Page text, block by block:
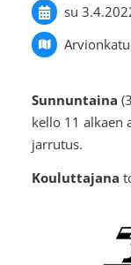
su
Sunnuntaina
kello 11 alkaen
jarrutus.
Kouluttajana